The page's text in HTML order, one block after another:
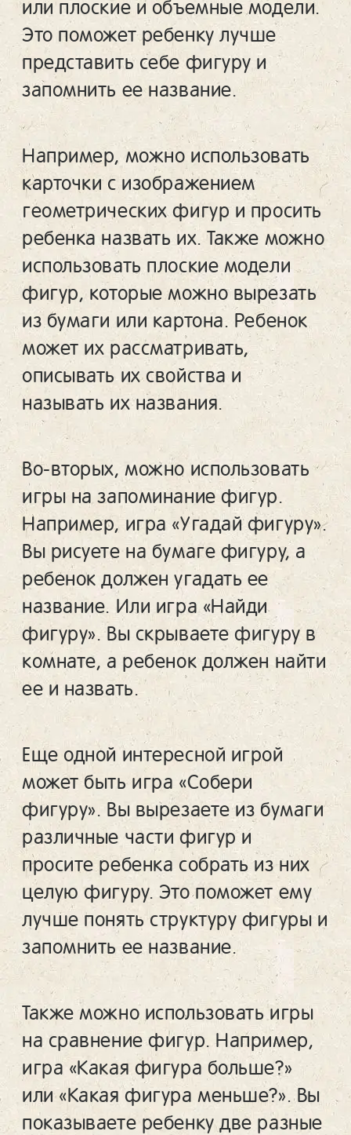
или плоские и объемные модели.
Это поможет ребенку лучше
представить себе фигуру и
запомнить ее название.
Например, можно использовать
карточки с изображением
геометрических фигур и просить
ребенка назвать их. Также можно
использовать плоские модели
фигур, которые можно вырезать
из бумаги или картона. Ребенок
может их рассматривать,
описывать их свойства и
называть их названия.
Во-вторых, можно использовать
игры на запоминание фигур.
Например, игра «Угадай фигуру».
Вы рисуете на бумаге фигуру, а
ребенок должен угадать ее
название. Или игра «Найди
фигуру». Вы скрываете фигуру в
комнате, а ребенок должен найти
ее и назвать.
Еще одной интересной игрой
может быть игра «Собери
фигуру». Вы вырезаете из бумаги
различные части фигур и
просите ребенка собрать из них
целую фигуру. Это поможет ему
лучше понять структуру фигуры и
запомнить ее название.
Также можно использовать игры
на сравнение фигур. Например,
игра «Какая фигура больше?»
или «Какая фигура меньше?». Вы
показываете ребенку две разные